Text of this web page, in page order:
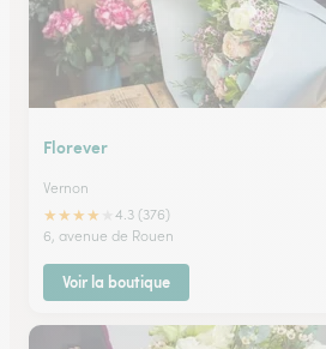
Florever
Vernon
★★★★
4.3 (376)
6, avenue de Rouen
Voir la boutique